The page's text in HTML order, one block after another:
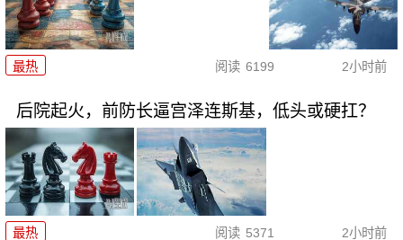
最热 阅读 6199 2小时前
后院起火，前防长逼宫泽连斯基，低头或硬扛？
最热 阅读 5371 2小时前